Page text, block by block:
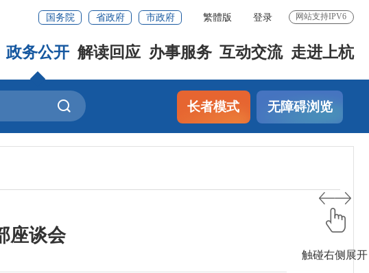
国务院 省政府 市政府 繁體版 登录 网站支持IPV6
政务公开 解读回应 办事服务 互动交流 走进上杭
长者模式 无障碍浏览
座谈会
触碰右侧展开